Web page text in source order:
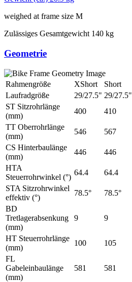
weighed at frame size M
Zulässiges Gesamtgewicht 140 kg
Geometrie
Rahmengröße XShort Short
Laufradgröße
29/27.5" 29/27.5"
ST Sitzrohrlänge
(mm)
400 410
TT Oberrohrlänge
(mm)
546 567
CS Hinterbaulänge
(mm)
446 446
HTA
Steuerrohrwinkel (°)
64.4 64.4
STA Sitzrohrwinkel
effektiv (°)
78.5° 78.5°
BD
Tretlagerabsenkung
(mm)
9 9
HT Steuerrohrlänge
(mm)
100 105
FL
Gabeleinbaulänge
(mm)
581 581